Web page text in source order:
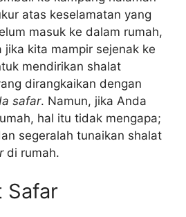
atas keselamatan yang
masuk ke dalam rumah,
jika kita mampir sejenak ke
mendirikan shalat
dirangkaikan dengan
safar. Namun, jika Anda
hal itu tidak mengapa;
segeralah tunaikan shalat
di rumah.
Safar